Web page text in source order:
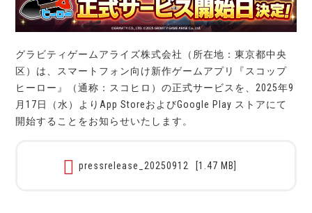
グラビティゲームアライズ株式会社（所在地：東京都中央
区）は、スマートフォン向け新作ゲームアプリ『スコップ
ヒーロー』（通称：スコヒロ）の正式サービスを、2025年9
月17日（水）よりApp StoreおよびGoogle Play ストアにて
開始することをお知らせいたします。
pressrelease_20250912 [1.47 MB]